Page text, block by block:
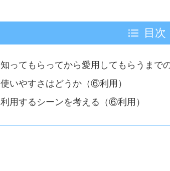
目次
知ってもらってから愛用してもらうまで
使いやすさはどうか（⑥利用）
利用するシーンを考える（⑥利用）